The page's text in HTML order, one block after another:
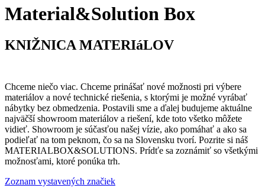
Material&Solution Box
KNIŽNICA MATERIáLOV
Chceme niečo viac. Chceme prinášať nové možnosti pri výbere
materiálov a nové technické riešenia, s ktorými je možné vyrábať
nábytky bez obmedzenia. Postavili sme a ďalej budujeme aktuálne
najväčší showroom materiálov a riešení, kde toto všetko môžete
vidieť. Showroom je súčasťou našej vízie, ako pomáhať a ako sa
podieľať na tom peknom, čo sa na Slovensku tvorí. Pozrite si náš
MATERIALBOX&SOLUTIONS. Prídťe sa zoznámiť so všetkými
možnosťami, ktoré ponúka trh.
Zoznam vystavených značiek